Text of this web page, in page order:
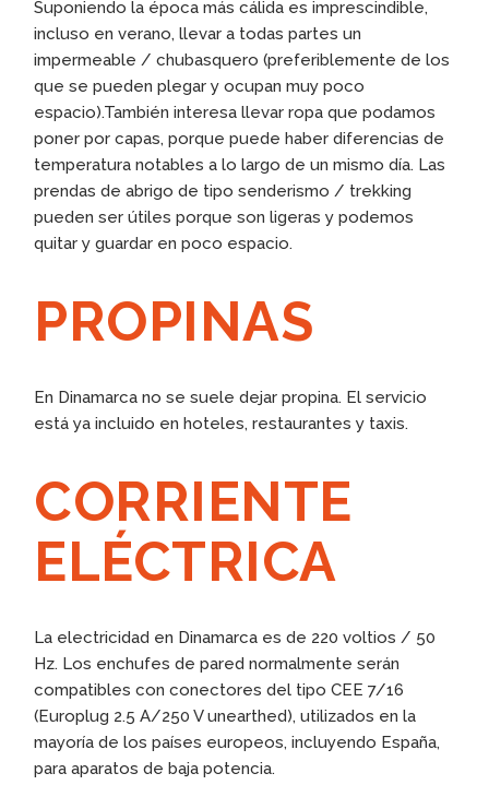
Suponiendo la época más cálida es imprescindible,
incluso en verano, llevar a todas partes un
impermeable / chubasquero (preferiblemente de los
que se pueden plegar y ocupan muy poco
espacio).También interesa llevar ropa que podamos
poner por capas, porque puede haber diferencias de
temperatura notables a lo largo de un mismo día. Las
prendas de abrigo de tipo senderismo / trekking
pueden ser útiles porque son ligeras y podemos
quitar y guardar en poco espacio.
PROPINAS
En Dinamarca no se suele dejar propina. El servicio
está ya incluido en hoteles, restaurantes y taxis.
CORRIENTE
ELÉCTRICA
La electricidad en Dinamarca es de 220 voltios / 50
Hz. Los enchufes de pared normalmente serán
compatibles con conectores del tipo CEE 7/16
(Europlug 2.5 A/250 V unearthed), utilizados en la
mayoría de los países europeos, incluyendo España,
para aparatos de baja potencia.